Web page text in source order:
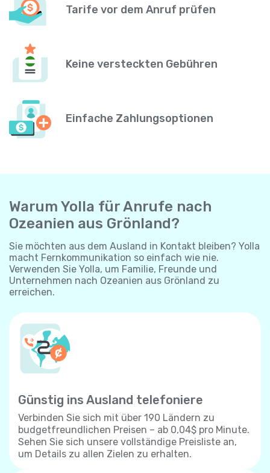
Tarife vor dem Anruf prüfen
Keine versteckten Gebühren
Einfache Zahlungsoptionen
Warum Yolla für Anrufe nach
Ozeanien aus Grönland?
Sie möchten aus dem Ausland in Kontakt bleiben? Yolla
macht Fernkommunikation so einfach wie nie.
Verwenden Sie Yolla, um Familie, Freunde und
Unternehmen nach Ozeanien aus Grönland zu
erreichen.
Günstig ins Ausland telefoniere
Verbinden Sie sich mit über 190 Ländern zu
budgetfreundlichen Preisen – ab 0,04$ pro Minute.
Sehen Sie sich unsere vollständige Preisliste an,
um Details zu allen Zielen zu erhalten.